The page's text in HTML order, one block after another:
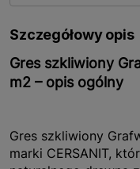
Szczegółowy opis
Gres szkliwiony
m2 – opis ogólny
Gres szkliwiony
marki CERSANIT,